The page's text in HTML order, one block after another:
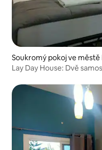
Soukromý pokoj ve městě
Lay Day House: Dvě